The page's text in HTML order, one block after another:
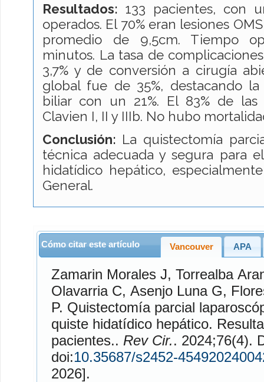
Resultados: 133 pacientes, con
operados. El 70% eran lesiones
promedio de 9,5cm. Tiempo
minutos. La tasa de
3,7% y de conversión a cirugía
global fue de 35%, destacando
biliar con un 21%. El 83% de las
Clavien I, II y IIIb. No hubo
Conclusión: La quistectomía
técnica adecuada y segura para
hidatídico hepático,
General.
Cómo citar este artículo Vancouver APA
Zamarin MoralesJ, Torrealba
OlavarriaC, Asenjo LunaG,
P. Quistectomía parcial laparoscópica en el tratamiento del
quiste hidatídico hepático.
pacientes.. Rev Cir.. 2024;76(4). Disponible en:
doi:10.35687/s2452-
2026].